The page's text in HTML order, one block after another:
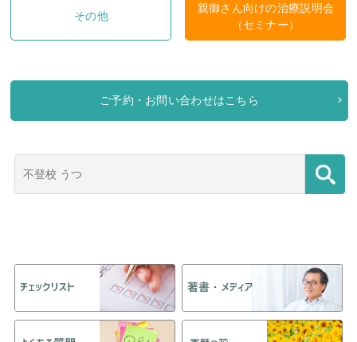
その他
親御さん向けの治療説明会
（セミナー）
ご予約・お問い合わせはこちら